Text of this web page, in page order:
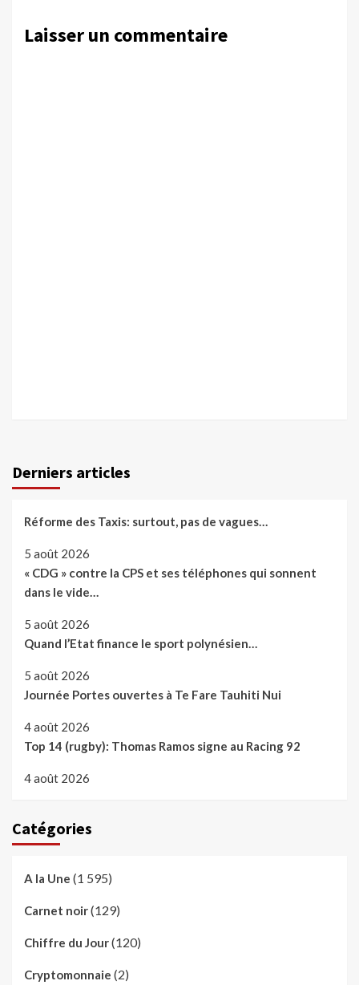
Laisser un commentaire
Derniers articles
Réforme des Taxis: surtout, pas de vagues…
5 août 2026
« CDG » contre la CPS et ses téléphones qui sonnent
dans le vide…
5 août 2026
Quand l’Etat finance le sport polynésien…
5 août 2026
Journée Portes ouvertes à Te Fare Tauhiti Nui
4 août 2026
Top 14 (rugby): Thomas Ramos signe au Racing 92
4 août 2026
Catégories
A la Une (1 595)
Carnet noir(129)
Chiffre du Jour(120)
Cryptomonnaie (2)